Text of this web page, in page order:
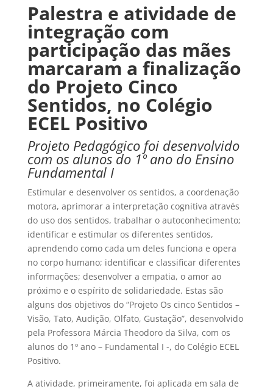
Palestra e atividade de
integração com
participação das mães
marcaram a finalização
do Projeto Cinco
Sentidos, no Colégio
ECEL Positivo
Projeto Pedagógico foi desenvolvido
com os alunos do 1º ano do Ensino
Fundamental I
Estimular e desenvolver os sentidos, a coordenação
motora, aprimorar a interpretação cognitiva através
do uso dos sentidos, trabalhar o autoconhecimento;
identificar e estimular os diferentes sentidos,
aprendendo como cada um deles funciona e opera
no corpo humano; identificar e classificar diferentes
informações; desenvolver a empatia, o amor ao
próximo e o espírito de solidariedade. Estas são
alguns dos objetivos do “Projeto Os cinco Sentidos –
Visão, Tato, Audição, Olfato, Gustação”, desenvolvido
pela Professora Márcia Theodoro da Silva, com os
alunos do 1º ano – Fundamental I -, do Colégio ECEL
Positivo.
A atividade, primeiramente, foi aplicada em sala de